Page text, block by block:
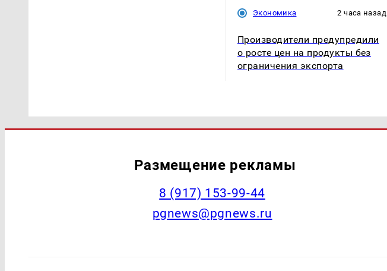
Экономика 2 часа назад
Производители предупредили
о росте цен на продукты без
ограничения экспорта
Размещение рекламы
‭8 (917) 153-99-44
pgnews@pgnews.ru